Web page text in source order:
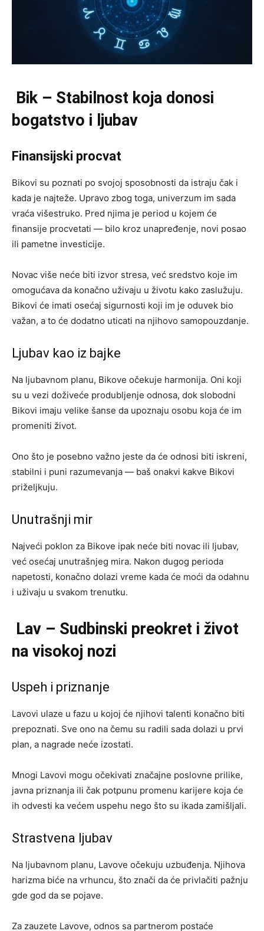
Bik – Stabilnost koja donosi
bogatstvo i ljubav
Finansijski procvat
Bikovi su poznati po svojoj sposobnosti da istraju čak i
kada je najteže. Upravo zbog toga, univerzum im sada
vraća višestruko. Pred njima je period u kojem će
finansije procvetati — bilo kroz unapređenje, novi posao
ili pametne investicije.
Novac više neće biti izvor stresa, već sredstvo koje im
omogućava da konačno uživaju u životu kako zaslužuju.
Bikovi će imati osećaj sigurnosti koji im je oduvek bio
važan, a to će dodatno uticati na njihovo samopouzdanje.
Ljubav kao iz bajke
Na ljubavnom planu, Bikove očekuje harmonija. Oni koji
su u vezi doživeće produbljenje odnosa, dok slobodni
Bikovi imaju velike šanse da upoznaju osobu koja će im
promeniti život.
Ono što je posebno važno jeste da će odnosi biti iskreni,
stabilni i puni razumevanja — baš onakvi kakve Bikovi
priželjkuju.
Unutrašnji mir
Najveći poklon za Bikove ipak neće biti novac ili ljubav,
već osećaj unutrašnjeg mira. Nakon dugog perioda
napetosti, konačno dolazi vreme kada će moći da odahnu
i uživaju u svakom trenutku.
Lav – Sudbinski preokret i život
na visokoj nozi
Uspeh i priznanje
Lavovi ulaze u fazu u kojoj će njihovi talenti konačno biti
prepoznati. Sve ono na čemu su radili sada dolazi u prvi
plan, a nagrade neće izostati.
Mnogi Lavovi mogu očekivati značajne poslovne prilike,
javna priznanja ili čak potpunu promenu karijere koja će
ih odvesti ka većem uspehu nego što su ikada zamišljali.
Strastvena ljubav
Na ljubavnom planu, Lavove očekuju uzbuđenja. Njihova
harizma biće na vrhuncu, što znači da će privlačiti pažnju
gde god da se pojave.
Za zauzete Lavove, odnos sa partnerom postaće